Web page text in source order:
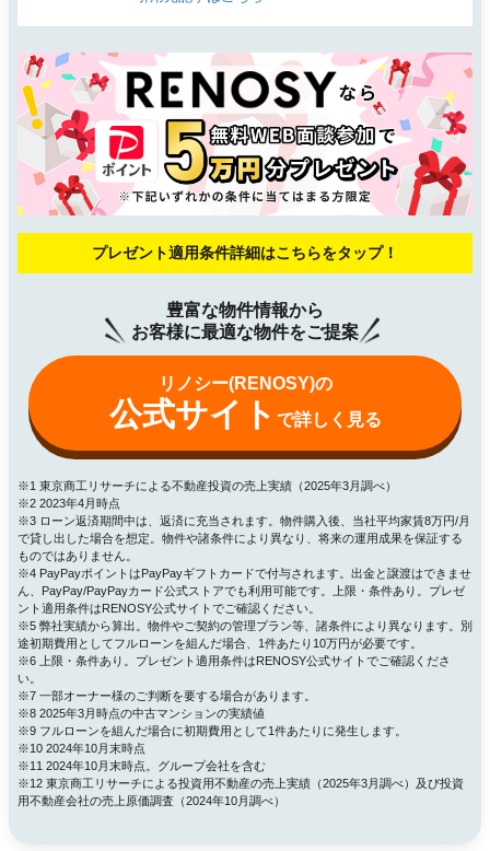
プレゼント適用条件詳細はこちらをタップ！
豊富な物件情報から
お客様に最適な物件をご提案
リノシー(RENOSY)の
公式サイト で詳しく見る
※1 東京商工リサーチによる不動産投資の売上実績（2025年3月調べ）
※2 2023年4月時点
※3 ローン返済期間中は、返済に充当されます。物件購入後、当社平均家賃8万円/月
で貸し出した場合を想定。物件や諸条件により異なり、将来の運用成果を保証する
ものではありません。
※4 PayPayポイントはPayPayギフトカードで付与されます。出金と譲渡はできませ
ん、PayPay/PayPayカード公式ストアでも利用可能です。上限・条件あり。プレゼ
ント適用条件はRENOSY公式サイトでご確認ください。
※5 弊社実績から算出。物件やご契約の管理プラン等、諸条件により異なります。別
途初期費用としてフルローンを組んだ場合、1件あたり10万円が必要です。
※6 上限・条件あり。プレゼント適用条件はRENOSY公式サイトでご確認くださ
い。
※7 一部オーナー様のご判断を要する場合があります。
※8 2025年3月時点の中古マンションの実績値
※9 フルローンを組んだ場合に初期費用として1件あたりに発生します。
※10 2024年10月末時点
※11 2024年10月末時点。グループ会社を含む
※12 東京商工リサーチによる投資用不動産の売上実績（2025年3月調べ）及び投資
用不動産会社の売上原価調査（2024年10月調べ）